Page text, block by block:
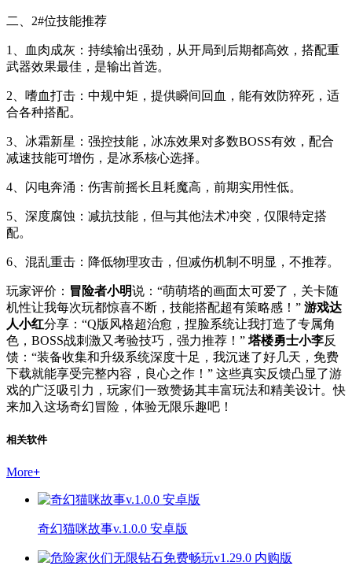
二、2#位技能推荐
1、血肉成灰：持续输出强劲，从开局到后期都高效，搭配重
武器效果最佳，是输出首选。
2、嗜血打击：中规中矩，提供瞬间回血，能有效防猝死，适
合各种搭配。
3、冰霜新星：强控技能，冰冻效果对多数BOSS有效，配合
减速技能可增伤，是冰系核心选择。
4、闪电奔涌：伤害前摇长且耗魔高，前期实用性低。
5、深度腐蚀：减抗技能，但与其他法术冲突，仅限特定搭
配。
6、混乱重击：降低物理攻击，但减伤机制不明显，不推荐。
玩家评价： 冒险者小明说：“萌萌塔的画面太可爱了，关卡随
机性让我每次玩都惊喜不断，技能搭配超有策略感！” 游戏达
人小红分享：“Q版风格超治愈，捏脸系统让我打造了专属角
色，BOSS战刺激又考验技巧，强力推荐！” 塔楼勇士小李反
馈：“装备收集和升级系统深度十足，我沉迷了好几天，免费
下载就能享受完整内容，良心之作！” 这些真实反馈凸显了游
戏的广泛吸引力，玩家们一致赞扬其丰富玩法和精美设计。快
来加入这场奇幻冒险，体验无限乐趣吧！
相关软件
More+
奇幻猫咪故事v.1.0.0 安卓版